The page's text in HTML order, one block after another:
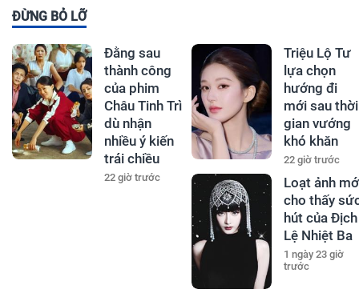
ĐỪNG BỎ LỠ
Đằng sau
thành công
của phim
Châu Tinh Trì
dù nhận
nhiều ý kiến
trái chiều
22 giờ trước
Triệu Lộ Tư
lựa chọn
hướng đi
mới sau thời
gian vướng
khó khăn
22 giờ trước
Loạt ảnh
cho thấy
hút của Địch
Lệ Nhiệt Ba
1 ngày 23 giờ
trước